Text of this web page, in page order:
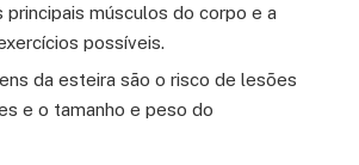
principais músculos do corpo e a
possíveis.
da esteira são o risco de lesões
e o tamanho e peso do